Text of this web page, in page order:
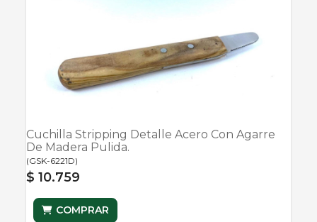
Cuchilla Stripping Detalle Acero Con Agarre
De Madera Pulida.
(GSK-6221D)
$ 10.759
COMPRAR